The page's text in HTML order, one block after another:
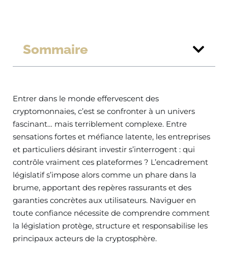
Sommaire
Entrer dans le monde effervescent des
cryptomonnaies, c’est se confronter à un univers
fascinant… mais terriblement complexe. Entre
sensations fortes et méfiance latente, les entreprises
et particuliers désirant investir s’interrogent : qui
contrôle vraiment ces plateformes ? L’encadrement
législatif s’impose alors comme un phare dans la
brume, apportant des repères rassurants et des
garanties concrètes aux utilisateurs. Naviguer en
toute confiance nécessite de comprendre comment
la législation protège, structure et responsabilise les
principaux acteurs de la cryptosphère.